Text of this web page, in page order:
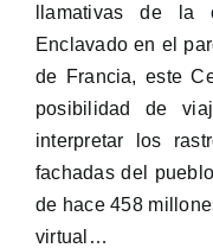
llamativas de la
Enclavado en el
de Francia, este
posibilidad de
interpretar los
fachadas del
de hace 458
virtual…